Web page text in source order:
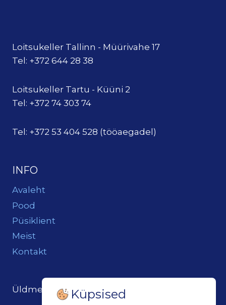
Loitsukeller Tallinn - Müürivahe 17
Tel: +372 644 28 38
Loitsukeller Tartu - Küüni 2
Tel: +372 74 303 74
Tel: +372 53 404 528 (tööaegadel)
INFO
Avaleht
Pood
Püsiklient
Meist
Kontakt
Üldmeil: loits@loitsukeller.ee
Küpsised